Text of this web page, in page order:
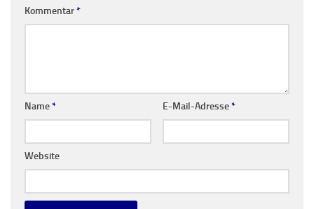
Kommentar*
Name* E-Mail-Adresse*
Website